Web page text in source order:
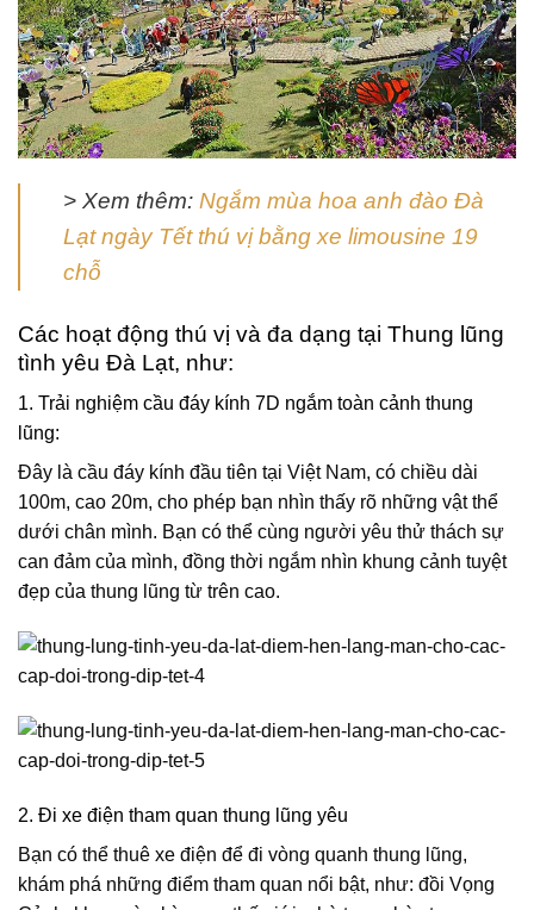
> Xem thêm: Ngắm mùa hoa anh đào Đà
Lạt ngày Tết thú vị bằng xe limousine 19
chỗ
Các hoạt động thú vị và đa dạng tại Thung lũng
tình yêu Đà Lạt, như:
1. Trải nghiệm cầu đáy kính 7D ngắm toàn cảnh thung
lũng:
Đây là cầu đáy kính đầu tiên tại Việt Nam, có chiều dài
100m, cao 20m, cho phép bạn nhìn thấy rõ những vật thể
dưới chân mình. Bạn có thể cùng người yêu thử thách sự
can đảm của mình, đồng thời ngắm nhìn khung cảnh tuyệt
đẹp của thung lũng từ trên cao.
2. Đi xe điện tham quan thung lũng yêu
Bạn có thể thuê xe điện để đi vòng quanh thung lũng,
khám phá những điểm tham quan nổi bật, như: đồi Vọng